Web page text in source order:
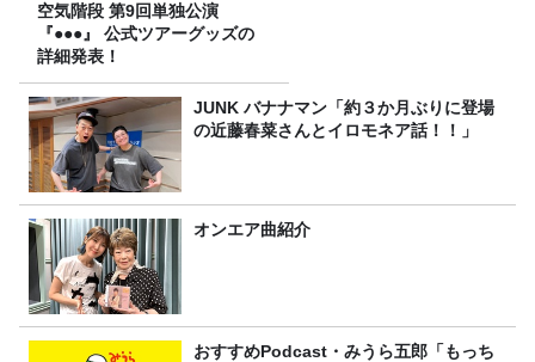
空気階段 第9回単独公演
『●●●』 公式ツアーグッズの
詳細発表！
JUNK バナナマン「約３か月ぶりに登場
の近藤春菜さんとイロモネア話！！」
オンエア曲紹介
おすすめPodcast・みうら五郎「もっち